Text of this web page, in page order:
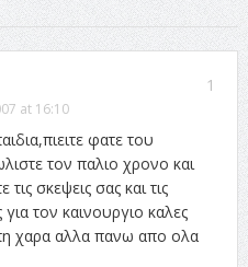
1
at 16:10
φατε του
τον παλιο χρονο και
σκεψεις σας και τις
τον καινουργιο καλες
χαρα αλλα πανω απο ολα